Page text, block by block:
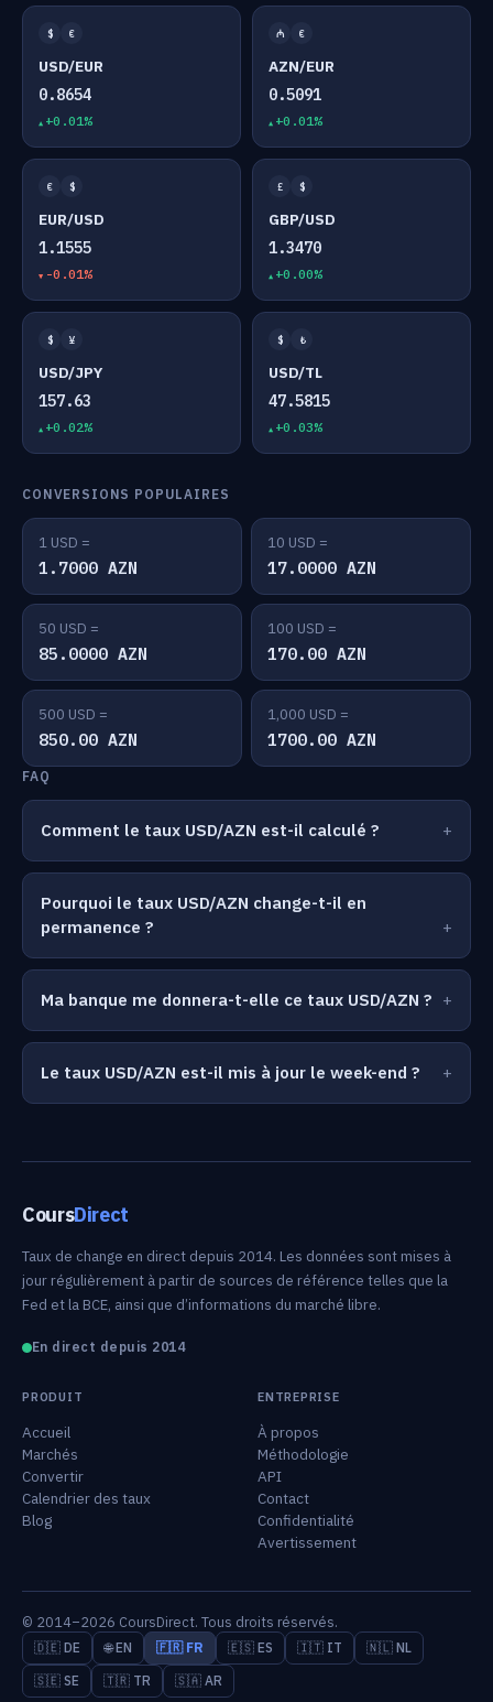
$ €
USD/EUR
0.8654
+0.01%
₼ €
AZN/EUR
0.5091
+0.01%
€ $
EUR/USD
1.1555
-0.01%
£ $
GBP/USD
1.3470
+0.00%
$ ¥
USD/JPY
157.63
+0.02%
$ ₺
USD/TL
47.5815
+0.03%
CONVERSIONS POPULAIRES
1 USD =
1.7000 AZN
10 USD =
17.0000 AZN
50 USD =
85.0000 AZN
100 USD =
170.00 AZN
500 USD =
850.00 AZN
1,000 USD =
1700.00 AZN
FAQ
Comment le taux USD/AZN est-il calculé ?
Pourquoi le taux USD/AZN change-t-il en
permanence ?
Ma banque me donnera-t-elle ce taux USD/AZN ?
Le taux USD/AZN est-il mis à jour le week-end ?
CoursDirect
Taux de change en direct depuis 2014. Les données sont mises à
jour régulièrement à partir de sources de référence telles que la
Fed et la BCE, ainsi que d’informations du marché libre.
En direct depuis 2014
PRODUIT
Accueil
Marchés
Convertir
Calendrier des taux
Blog
ENTREPRISE
À propos
Méthodologie
API
Contact
Confidentialité
Avertissement
© 2014–2026 CoursDirect. Tous droits réservés.
🇩🇪 DE 🌐 EN 🇫🇷 FR 🇪🇸 ES 🇮🇹 IT
🇳🇱 NL
🇸🇪 SE
🇹🇷 TR 🇸🇦 AR